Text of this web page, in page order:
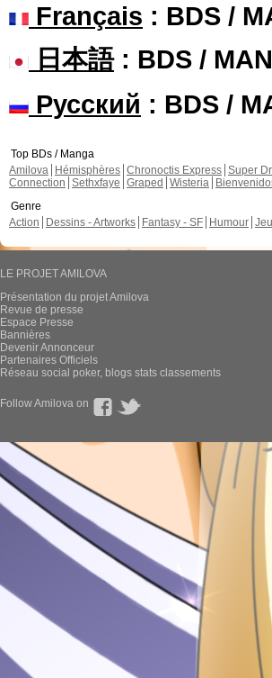
Français : BDS /
日本語: BDS /
Русский : BDS /
Top BDs / Manga
Amilova
Hémisphères Chronoctis Express Super
Connection Sethxfaye Graped Wisteria
Genre
Action
Dessins - Artworks Fantasy - SF Humour
LE PROJET AMILOVA
Présentation du projet Amilova
Revue de presse
Espace Presse
Bannières
Devenir Annonceur
Partenaires Officiels
Réseau social poker, blogs stats classements
Follow Amilova on